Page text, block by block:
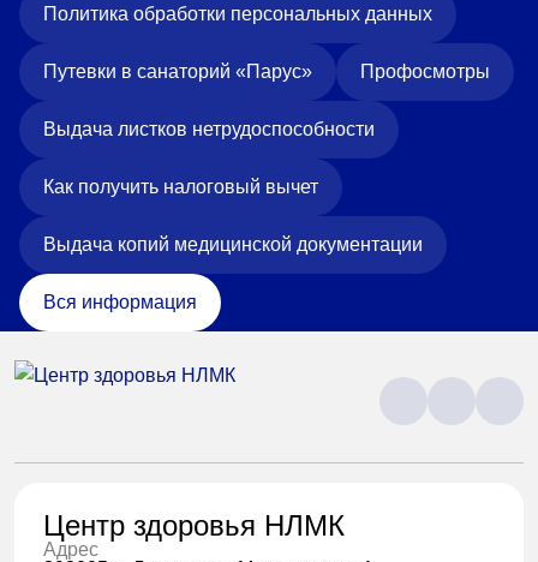
Политика обработки персональных данных
Путевки в санаторий «Парус» Профосмотры
Выдача листков нетрудоспособности
Как получить налоговый вычет
Выдача копий медицинской документации
Вся информация
Центр здоровья НЛМК
Адрес